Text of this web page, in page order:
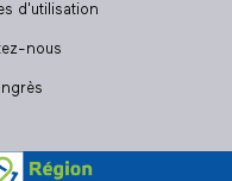
d'utilisation
nous